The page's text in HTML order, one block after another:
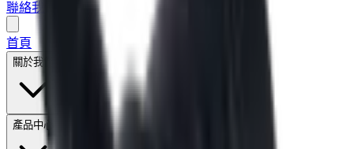
聯絡我們
首頁
關於我們
產品中心